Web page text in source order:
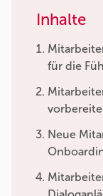
Inhalte
für die
Neue